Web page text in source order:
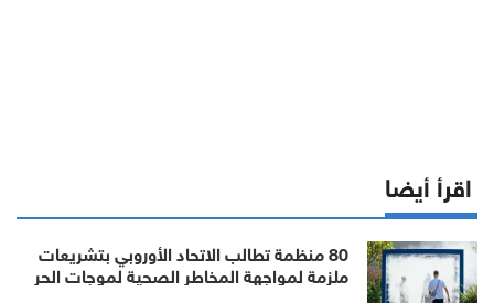
اقرأ أيضا
80 منظمة تطالب الاتحاد الأوروبي بتشريعات
ملزمة لمواجهة المخاطر الصحية لموجات الحر